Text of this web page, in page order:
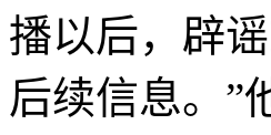
播以后，辟
后续信息。”